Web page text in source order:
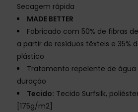
Secagem rápida
MADE BETTER
Fabricado com 50% de fibras
a partir de resíduos têxteis e 35%
plástico
Tratamento repelente de água
duração
Tecido: Tecido Surfsilk,
[175g/m2]